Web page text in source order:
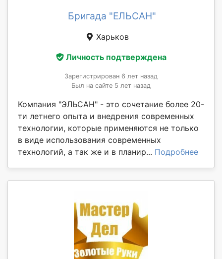
Бригада "ЕЛЬСАН"
Харьков
Личность подтверждена
Зарегистрирован 6 лет назад
Был на сайте 5 лет назад
Компания "ЭЛЬСАН" - это сочетание более 20-
ти летнего опыта и внедрения современных
технологии, которые применяются не только
в виде использования современных
технологий, а так же и в планир... Подробнее